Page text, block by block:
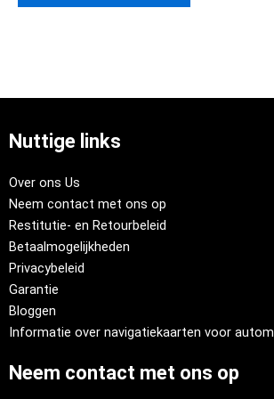
Nuttige links
Over ons Us
Neem contact met ons op
Restitutie- en Retourbeleid
Betaalmogelijkheden
Privacybeleid
Garantie
Bloggen
Informatie over navigatiekaarten voor
Neem contact met ons op